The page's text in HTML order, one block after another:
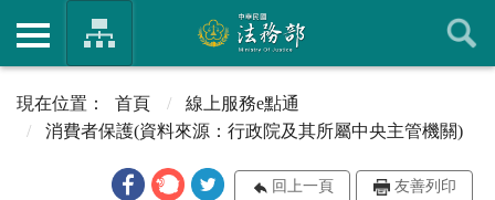
首頁
線上服務e點通
消費者保護(資料來源：行政院及其所屬中央主管機關)
回上一頁 友善列印